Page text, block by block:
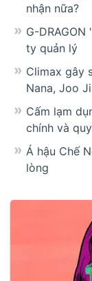
nhận nữa?
G-
ty quản lý
Climax gây
Nana, Joo
Cấm lạm
chính và
Á hậu Chế
lòng